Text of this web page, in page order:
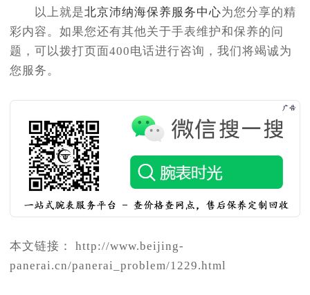
以上就是北京沛纳海保养服务中心为您分享的精
彩内容。如果您还有其他关于手表维护和保养的问
题，可以拨打页面400电话进行咨询，我们将竭诚为
您服务。
本文链接： http://www.beijing-
panerai.cn/panerai_problem/1229.html